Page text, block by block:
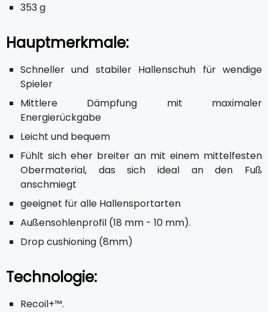
353 g
Hauptmerkmale:
Schneller und stabiler Hallenschuh für wendige
Spieler
Mittlere Dämpfung mit maximaler
Energierückgabe
Leicht und bequem
Fühlt sich eher breiter an mit einem mittelfesten
Obermaterial, das sich ideal an den Fuß
anschmiegt
geeignet für alle Hallensportarten
Außensohlenprofil (18 mm - 10 mm).
Drop cushioning (8mm)
Technologie:
Recoil+™.